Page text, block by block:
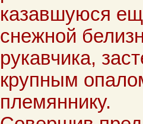
казавшуюся
снежной
рукавчика,
крупным
племяннику.